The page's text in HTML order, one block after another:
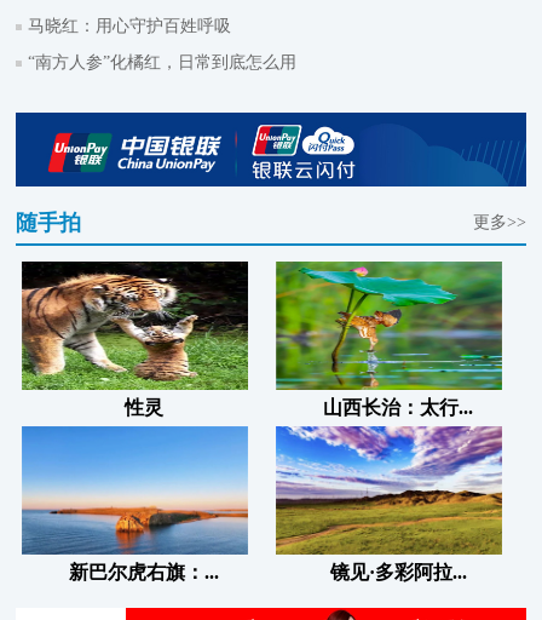
马晓红：用心守护百姓呼吸
“南方人参”化橘红，日常到底怎么用
随手拍 更多>>
性灵 山西长治：太行...
新巴尔虎右旗：... 镜见·多彩阿拉...